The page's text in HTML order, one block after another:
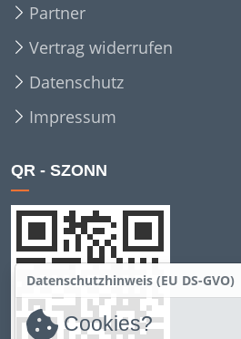
Partner
Vertrag widerrufen
Datenschutz
Impressum
QR - SZONN
Datenschutzhinweis (EU DS-GVO)
Cookies?